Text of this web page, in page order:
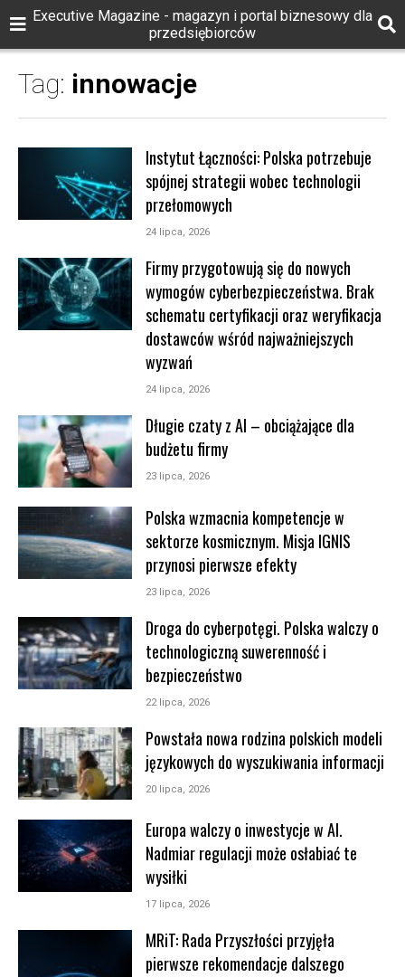
Executive Magazine - magazyn i portal biznesowy dla
przedsiębiorców
Tag: innowacje
Instytut Łączności: Polska potrzebuje
spójnej strategii wobec technologii
przełomowych
24 lipca, 2026
Firmy przygotowują się do nowych
wymogów cyberbezpieczeństwa. Brak
schematu certyfikacji oraz weryfikacja
dostawców wśród najważniejszych
wyzwań
24 lipca, 2026
Długie czaty z AI – obciążające dla
budżetu firmy
23 lipca, 2026
Polska wzmacnia kompetencje w
sektorze kosmicznym. Misja IGNIS
przynosi pierwsze efekty
23 lipca, 2026
Droga do cyberpotęgi. Polska walczy o
technologiczną suwerenność i
bezpieczeństwo
22 lipca, 2026
Powstała nowa rodzina polskich modeli
językowych do wyszukiwania informacji
20 lipca, 2026
Europa walczy o inwestycje w AI.
Nadmiar regulacji może osłabiać te
wysiłki
17 lipca, 2026
MRiT: Rada Przyszłości przyjęła
pierwsze rekomendacje dalszego